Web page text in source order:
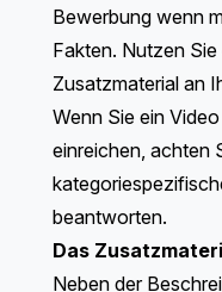
Bewerbung wenn
Fakten. Nutzen
Zusatzmaterial an
Wenn Sie ein
einreichen, achten
beantworten.
Das
Neben der